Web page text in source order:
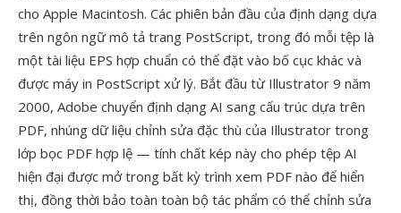
cho Apple Macintosh. Các phiên bản đầu của định dạng dựa
trên ngôn ngữ mô tả trang PostScript, trong đó mỗi tệp là
một tài liệu EPS hợp chuẩn có thể đặt vào bố cục khác và
được máy in PostScript xử lý. Bắt đầu từ Illustrator 9 năm
2000, Adobe chuyển định dạng AI sang cấu trúc dựa trên
PDF, nhúng dữ liệu chỉnh sửa đặc thù của Illustrator trong
lớp bọc PDF hợp lệ — tính chất kép này cho phép tệp AI
hiện đại được mở trong bất kỳ trình xem PDF nào để hiển
thị, đồng thời bảo toàn toàn bộ tác phẩm có thể chỉnh sửa